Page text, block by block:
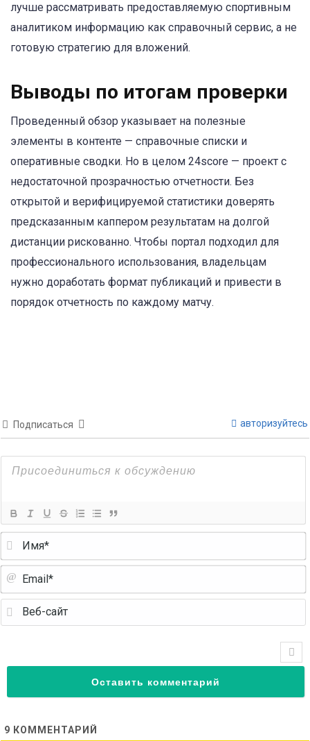
лучше рассматривать предоставляемую спортивным
аналитиком информацию как справочный сервис, а не
готовую стратегию для вложений.
Выводы по итогам проверки
Проведенный обзор указывает на полезные
элементы в контенте — справочные списки и
оперативные сводки. Но в целом 24score — проект с
недостаточной прозрачностью отчетности. Без
открытой и верифицируемой статистики доверять
предсказанным каппером результатам на долгой
дистанции рискованно. Чтобы портал подходил для
профессионального использования, владельцам
нужно доработать формат публикаций и привести в
порядок отчетность по каждому матчу.
Подписаться авторизуйтесь
9 КОММЕНТАРИЙ